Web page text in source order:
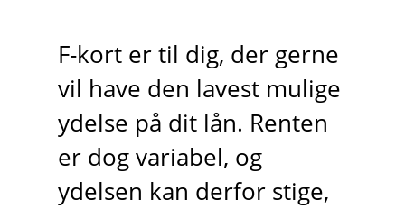
F-kort er til dig, der gerne
vil have den lavest mulige
ydelse på dit lån. Renten
er dog variabel, og
ydelsen kan derfor stige,